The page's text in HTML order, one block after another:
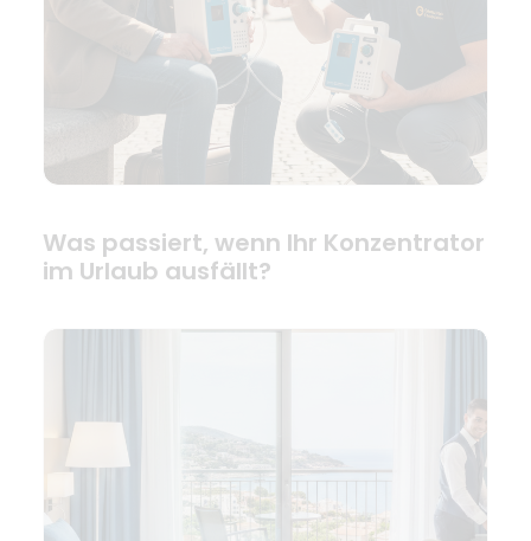
Was passiert, wenn Ihr Konzentrator
im Urlaub ausfällt?